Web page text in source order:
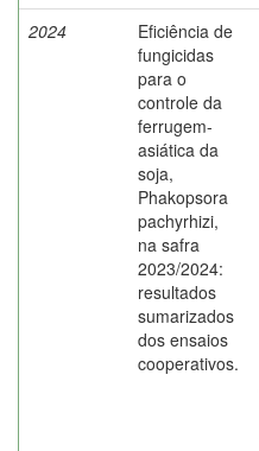
2024
Eficiência de
fungicidas
para o
controle da
ferrugem-
asiática da
soja,
Phakopsora
pachyrhizi,
na safra
2023/2024:
resultados
sumarizados
dos ensaios
cooperativos.